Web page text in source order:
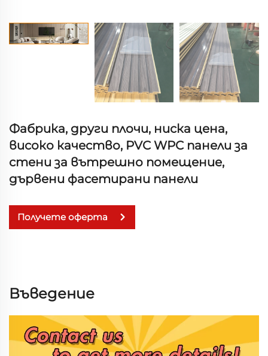
Фабрика, други плочи, ниска цена,
високо качество, PVC WPC панели за
стени за вътрешно помещение,
дървени фасетирани панели
Получете оферта
Въведение